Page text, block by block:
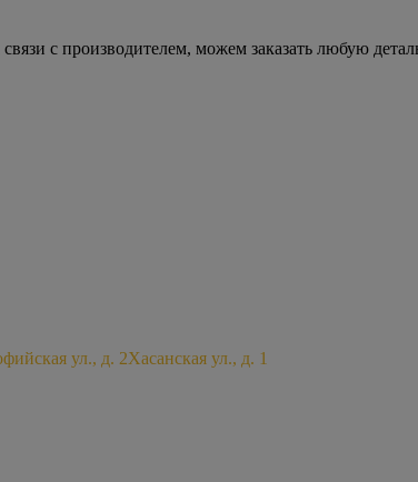
с производителем, можем заказать любую
ул., д. 2Хасанская ул., д. 1